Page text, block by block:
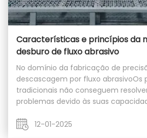
Características e princípios da
desburo de fluxo abrasivo
No domínio da fabricação de
descascagem por fluxo abrasivoOs
tradicionais não conseguem
problemas devido às suas
princípios científicos por trás do seu
12-01-2025